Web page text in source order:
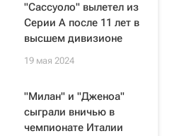
"Сассуоло" вылетел из
Серии А после 11 лет в
высшем дивизионе
19 мая 2024
"Милан" и "Дженоа"
сыграли вничью в
чемпионате Италии